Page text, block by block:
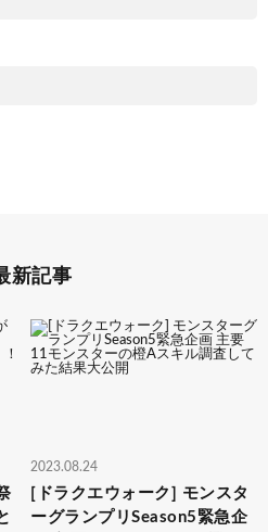
新記事
2023.08.24
[ドラクエウォーク] モンスタ
ーグランプリSeason5緊急企